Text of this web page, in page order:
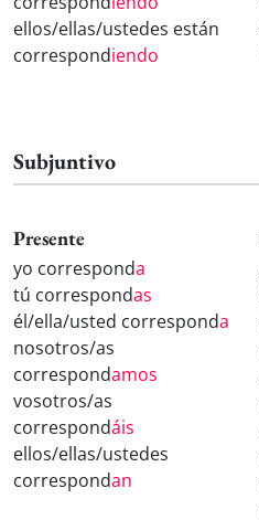
ellos/ellas/ustedes están
correspondiendo
Subjuntivo
Presente
yo corresponda
tú correspondas
él/ella/usted corresponda
nosotros/as
correspondamos
vosotros/as
correspondáis
ellos/ellas/ustedes
correspondan